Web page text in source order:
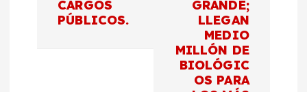
CARGOS
PÚBLICOS.
GRANDE;
LLEGAN
MEDIO
MILLÓN DE
BIOLÓGIC
OS PARA